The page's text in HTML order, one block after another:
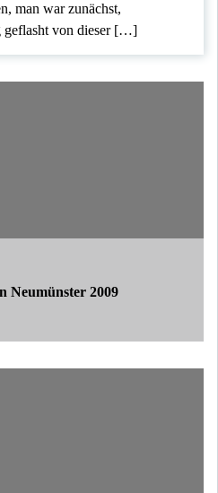
man war zunächst,
geflasht von dieser […]
Neumünster 2009